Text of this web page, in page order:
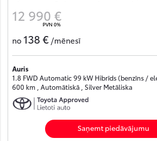
12 990 €
PVN 0%
no 138 € /mēnesī
Auris
1.8 FWD Automatic 99 kW Hibrīds (benzīns /
600 km , Automātiskā , Silver Metāliska
Saņemt piedāvājumu